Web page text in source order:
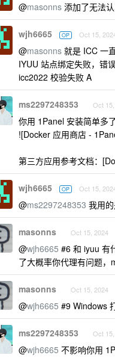
@masonns 添加了无法
wjh6665 OP Oct 15,
@masonns 就是 ICC 一
IYUU 站点绑定失败，错
icc2022 校验失败 A
ms2297248353 Oct
你用 1Panel 安装简单多
![Docker 应用商店 -
第三方应用参考文档：
wjh6665 OP Oct 15,
@ms2297248353 我用
masonns Oct 15, 2024
@wjh6665 #6 和 iyuu 有
了大概率你代理有问题
masonns Oct 15, 2024
@wjh6665 #9 Windows
ms2297248353 Oct
@wjh6665 不影响你用